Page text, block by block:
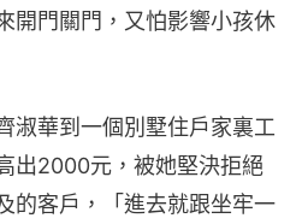
開門關門，又怕影響小孩休
淑華到一個別墅住戶家裏工
出2000元，被她堅決拒絕
的客戶，「進去就跟坐牢一